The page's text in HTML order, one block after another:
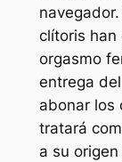
clítoris han
orgasmo
entrega
abonar los
tratará
a su